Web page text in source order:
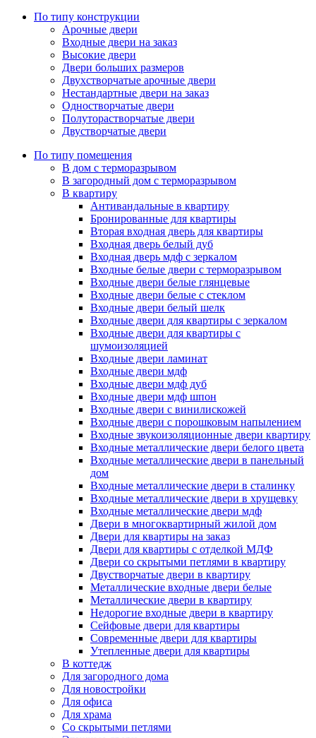
По типу конструкции
Арочные двери
Входные двери на заказ
Высокие двери
Двери больших размеров
Двухстворчатые арочные двери
Нестандартные двери на заказ
Одностворчатые двери
Полуторастворчатые двери
Двустворчатые двери
По типу помещения
В дом с терморазрывом
В загородный дом с терморазрывом
В квартиру
Антивандальные в квартиру
Бронированные для квартиры
Вторая входная дверь для квартиры
Входная дверь белый дуб
Входная дверь мдф с зеркалом
Входные белые двери с терморазрывом
Входные двери белые глянцевые
Входные двери белые с стеклом
Входные двери белый шелк
Входные двери для квартиры с зеркалом
Входные двери для квартиры с
шумоизоляцией
Входные двери ламинат
Входные двери мдф
Входные двери мдф дуб
Входные двери мдф шпон
Входные двери с винилискожей
Входные двери с порошковым напылением
Входные звукоизоляционные двери квартиру
Входные металлические двери белого цвета
Входные металлические двери в панельный
дом
Входные металлические двери в сталинку
Входные металлические двери в хрущевку
Входные металлические двери мдф
Двери в многоквартирный жилой дом
Двери для квартиры на заказ
Двери для квартиры с отделкой МДФ
Двери со скрытыми петлями в квартиру
Двустворчатые двери в квартиру
Металлические входные двери белые
Металлические двери в квартиру
Недорогие входные двери в квартиру
Сейфовые двери для квартиры
Современные двери для квартиры
Утепленные двери для квартиры
В коттедж
Для загородного дома
Для новостройки
Для офиса
Для храма
Со скрытыми петлями